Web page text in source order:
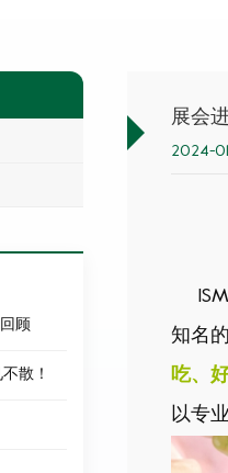
展会
2024-
知名
吃、
以专
顾
散！